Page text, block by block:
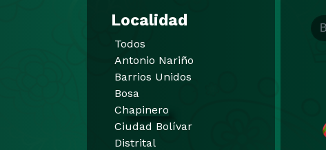
Localidad
Todos
Antonio Nariño
Barrios Unidos
Bosa
Chapinero
Ciudad Bolívar
Distrital